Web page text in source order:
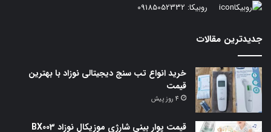
روبیکا: 09185052332
جدیدترین مقالات
خرید انواع تب سنج دیجیتالی نوزاد با بهترین
قیمت
4 روز پیش
قیمت پوار بینی شارژی موزیکال نوزاد BX003